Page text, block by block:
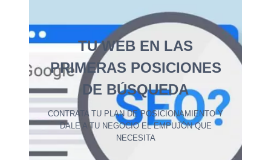
TU WEB EN LAS
PRIMERAS POSICIONES
DE BÚSQUEDA
CONTRATA TU PLAN DE POSICIONAMIENTO Y
DALE A TU NEGOCIO EL EMPUJÓN QUE
NECESITA